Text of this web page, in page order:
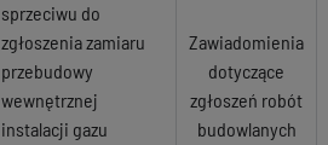
sprzeciwu do
zgłoszenia zamiaru
przebudowy
wewnętrznej
instalacji gazu
Zawiadomienia
dotyczące
zgłoszeń robót
budowlanych